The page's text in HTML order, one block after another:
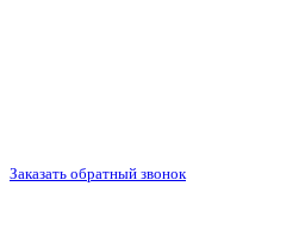
Заказать обратный звонок